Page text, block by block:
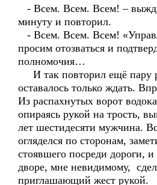
- Всем. Всем. Всем! –
минуту и повторил.
- Всем. Всем. Всем!
просим отозваться и
полномочия…
И так повторил ещё пару
оставалось только ждать.
Из распахнутых ворот
опираясь рукой на трость,
лет шестидесяти мужчина.
огляделся по сторонам,
стоявшего посреди дороги,
дворе, мне невидимому,
приглашающий жест рукой.